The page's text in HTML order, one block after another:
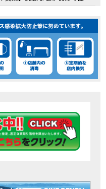
トお客様のバイクで体感試走
【ホンダ バイク】【Honda DREAM】【三重県】
回大会「TSR応援席プレミアムチケット販売開始！」
る洗車を教えてもらった【プロの裏ワザ】
ーでも快適か？四国ツーリング【X-ADVオーナー目線】
鹿の未公開シーン【モトベはつこ】
のバイク全部見た結果｜Honda SuperCub
ーの画像 三重県を巡る女性ライダーの4日間！ポケふた全制覇ツーリング Honda CB1000F
ペーン実施中！